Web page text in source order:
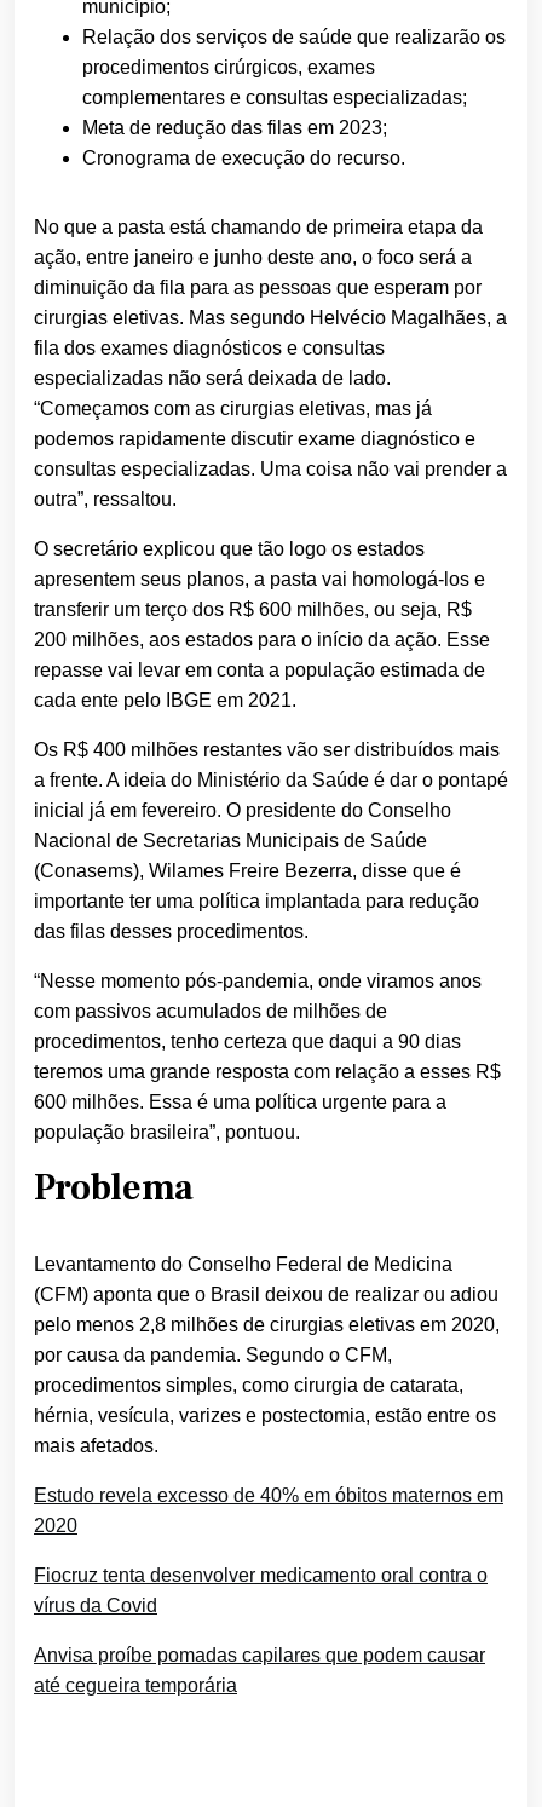
município;
Relação dos serviços de saúde que realizarão os
procedimentos cirúrgicos, exames
complementares e consultas especializadas;
Meta de redução das filas em 2023;
Cronograma de execução do recurso.
No que a pasta está chamando de primeira etapa da
ação, entre janeiro e junho deste ano, o foco será a
diminuição da fila para as pessoas que esperam por
cirurgias eletivas. Mas segundo Helvécio Magalhães, a
fila dos exames diagnósticos e consultas
especializadas não será deixada de lado.
“Começamos com as cirurgias eletivas, mas já
podemos rapidamente discutir exame diagnóstico e
consultas especializadas. Uma coisa não vai prender a
outra”, ressaltou.
O secretário explicou que tão logo os estados
apresentem seus planos, a pasta vai homologá-los e
transferir um terço dos R$ 600 milhões, ou seja, R$
200 milhões, aos estados para o início da ação. Esse
repasse vai levar em conta a população estimada de
cada ente pelo IBGE em 2021.
Os R$ 400 milhões restantes vão ser distribuídos mais
a frente. A ideia do Ministério da Saúde é dar o pontapé
inicial já em fevereiro. O presidente do Conselho
Nacional de Secretarias Municipais de Saúde
(Conasems), Wilames Freire Bezerra, disse que é
importante ter uma política implantada para redução
das filas desses procedimentos.
“Nesse momento pós-pandemia, onde viramos anos
com passivos acumulados de milhões de
procedimentos, tenho certeza que daqui a 90 dias
teremos uma grande resposta com relação a esses R$
600 milhões. Essa é uma política urgente para a
população brasileira”, pontuou.
Problema
Levantamento do Conselho Federal de Medicina
(CFM) aponta que o Brasil deixou de realizar ou adiou
pelo menos 2,8 milhões de cirurgias eletivas em 2020,
por causa da pandemia. Segundo o CFM,
procedimentos simples, como cirurgia de catarata,
hérnia, vesícula, varizes e postectomia, estão entre os
mais afetados.
Estudo revela excesso de 40% em óbitos maternos em
2020
Fiocruz tenta desenvolver medicamento oral contra o
vírus da Covid
Anvisa proíbe pomadas capilares que podem causar
até cegueira temporária